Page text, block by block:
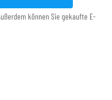
können Sie gekaufte E-